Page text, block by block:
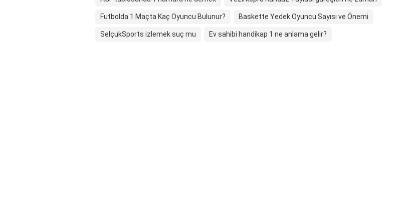
Futbolda 1 Maçta Kaç Oyuncu Bulunur? Baskette Yedek Oyuncu Sayısı ve Önemi
SelçukSports izlemek suç mu Ev sahibi handikap 1 ne anlama gelir?